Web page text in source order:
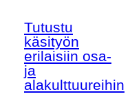
Tutustu
käsityön
erilaisiin osa-
ja
alakulttuureihin!